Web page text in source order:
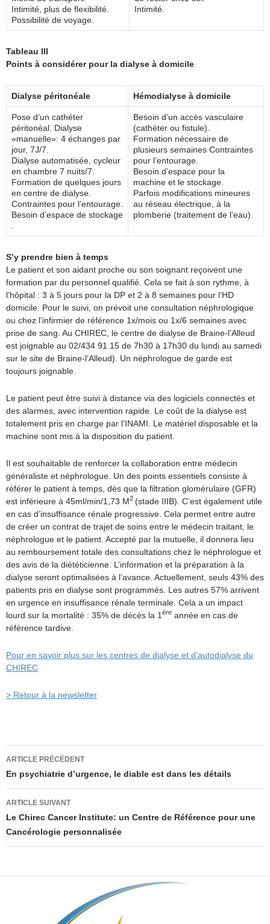
Intimité, plus de flexibilité.
Possibilité de voyage.
Intimité.
Tableau III
Points à considérer pour la dialyse à domicile
Dialyse péritonéale Hémodialyse à domicile
Pose d’un cathéter
péritonéal. Dialyse
«manuelle»: 4 échanges par
jour, 7J/7.
Dialyse automatisée, cycleur
en chambre 7 nuits/7.
Formation de quelques jours
en centre de dialyse.
Contraintes pour l’entourage.
Besoin d’espace de stockage
Besoin d’un accès vasculaire
(cathéter ou fistule).
Formation nécessaire de
plusieurs semaines Contraintes
pour l’entourage.
Besoin d’espace pour la
machine et le stockage.
Parfois modifications mineures
au réseau électrique, à la
plomberie (traitement de l’eau).
S’y prendre bien à temps
Le patient et son aidant proche ou son soignant reçoivent une
formation par du personnel qualifié. Cela se fait à son rythme, à
l’hôpital : 3 à 5 jours pour la DP et 2 à 8 semaines pour l’HD
domicile. Pour le suivi, on prévoit une consultation néphrologique
ou chez l’infirmier de référence 1x/mois ou 1x/6 semaines avec
prise de sang. Au CHIREC, le centre de dialyse de Braine-l’Alleud
est joignable au 02/434 91 15 de 7h30 à 17h30 du lundi au samedi
sur le site de Braine-l’Alleud). Un néphrologue de garde est
toujours joignable.
Le patient peut être suivi à distance via des logiciels connectés et
des alarmes, avec intervention rapide. Le coût de la dialyse est
totalement pris en charge par l’INAMI. Le matériel disposable et la
machine sont mis à la disposition du patient.
Il est souhaitable de renforcer la collaboration entre médecin
généraliste et néphrologue. Un des points essentiels consiste à
référer le patient à temps, dès que la filtration glomérulaire (GFR)
est inférieure à 45ml/min/1,73 M2 (stade IIIB). C’est également utile
en cas d’insuffisance rénale progressive. Cela permet entre autre
de créer un contrat de trajet de soins entre le médecin traitant, le
néphrologue et le patient. Accepté par la mutuelle, il donnera lieu
au remboursement totale des consultations chez le néphrologue et
des avis de la diététicienne. L’information et la préparation à la
dialyse seront optimalisées à l’avance. Actuellement, seuls 43% des
patients pris en dialyse sont programmés. Les autres 57% arrivent
en urgence en insuffisance rénale terminale. Cela a un impact
lourd sur la mortalité : 35% de décès la 1 ère année en cas de
référence tardive.
Pour en savoir plus sur les centres de dialyse et d’autodialyse du
CHIREC
> Retour à la newsletter
Navigation
des
articles
ARTICLE PRÉCÉDENT
En psychiatrie d’urgence, le diable est dans les détails
ARTICLE SUIVANT
Le Chirec Cancer Institute: un Centre de Référence pour une
Cancérologie personnalisée